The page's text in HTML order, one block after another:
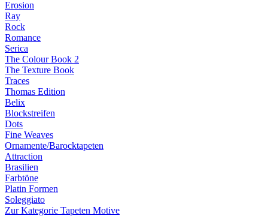
Erosion
Ray
Rock
Romance
Serica
The Colour Book 2
The Texture Book
Traces
Thomas Edition
Belix
Blockstreifen
Dots
Fine Weaves
Ornamente/Barocktapeten
Attraction
Brasilien
Farbtöne
Platin Formen
Soleggiato
Zur Kategorie Tapeten Motive